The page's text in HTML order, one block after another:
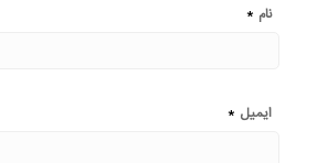
نام *
ایمیل *